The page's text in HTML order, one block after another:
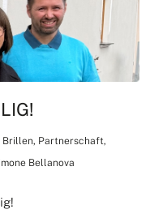
Brillen, Partnerschaft,
Bellanova